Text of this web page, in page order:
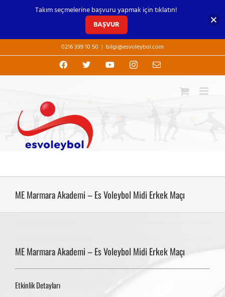
to
0216 399 10 50 | bilgi@esvoleybol.com
Facebook
X YouTubeInstagram
E-
ME Marmara Akademi – Es Voleybol Midi Erkek Maçı
ME Marmara Akademi – Es Voleybol Midi Erkek Maçı
Etkinlik Detayları
Takım seçmelerine başvuru yapmak için tıklatın!
BAŞVUR